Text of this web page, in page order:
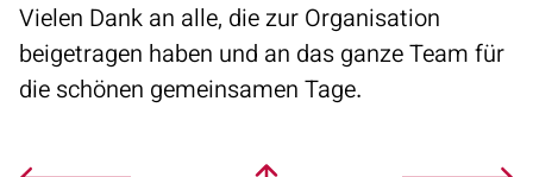
Vielen Dank an alle, die zur Organisation
beigetragen haben und an das ganze Team für
die schönen gemeinsamen Tage.